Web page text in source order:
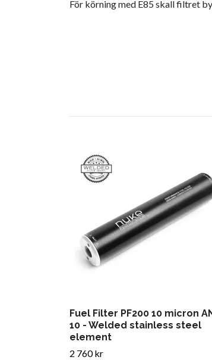
För körning med E85 skall filtret
Fuel Filter PF200 10 micron
10 - Welded stainless steel
element
2 760 kr